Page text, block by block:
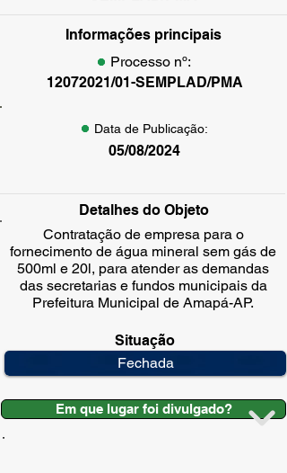
Informações principais
Processo nº:
12072021/01-SEMPLAD/PMA
Data de Publicação:
05/08/2024
Detalhes do Objeto
Contratação de empresa para o
fornecimento de água mineral sem gás de
500ml e 20l, para atender as demandas
das secretarias e fundos municipais da
Prefeitura Municipal de Amapá-AP.
Situação
Fechada
Em que lugar foi divulgado?